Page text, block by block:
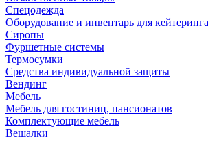
Спецодежда
Оборудование и инвентарь для кейтеринга
Сиропы
Фуршетные системы
Термосумки
Средства индивидуальной защиты
Вендинг
Мебель
Мебель для гостиниц, пансионатов
Комплектующие мебель
Вешалки